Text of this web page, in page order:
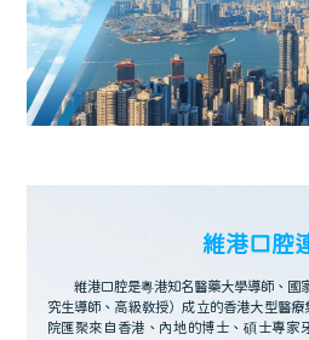
維港口腔
維港口腔是粵港知名醫藥大學導師、國
究生導師、高級教授）成立的香港大型醫
院匯聚來自香港、內地的博士、碩士專家